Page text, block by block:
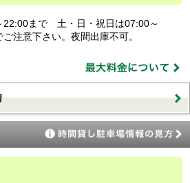
22:00まで 土・日・祝日は07:00～
注意下さい。夜間出庫不可。